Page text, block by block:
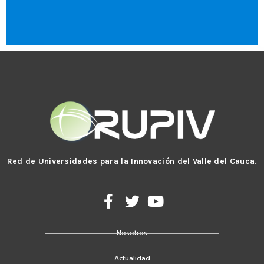
Red de Universidades para la Innovación del Valle del Cauca.
F
a
e
b
T
w
t
t
Y
o
t
Nosotros
Actualidad